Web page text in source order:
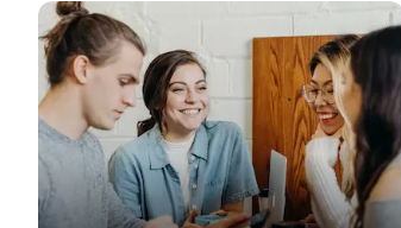
Provförberedelse
Provförberedelse
Privatlektioner
Buenos Aires
Spanska skolan i
Spanska
Kvällsgruppskurs